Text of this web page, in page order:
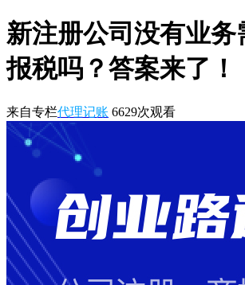
新注册公司没有业务
报税吗？答案来了！
来自专栏代理记账 6629次观看